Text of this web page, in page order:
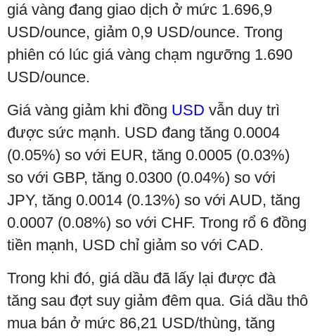
giá vàng đang giao dịch ở mức 1.696,9
USD/ounce, giảm 0,9 USD/ounce. Trong
phiên có lúc giá vàng chạm ngưỡng 1.690
USD/ounce.
Giá vàng giảm khi đồng USD vẫn duy trì
được sức mạnh. USD đang tăng 0.0004
(0.05%) so với EUR, tăng 0.0005 (0.03%)
so với GBP, tăng 0.0300 (0.04%) so với
JPY, tăng 0.0014 (0.13%) so với AUD, tăng
0.0007 (0.08%) so với CHF. Trong rổ 6 đồng
tiền mạnh, USD chỉ giảm so với CAD.
Trong khi đó, giá dầu đã lấy lại được đà
tăng sau đợt suy giảm đêm qua. Giá dầu thô
mua bán ở mức 86,21 USD/thùng, tăng